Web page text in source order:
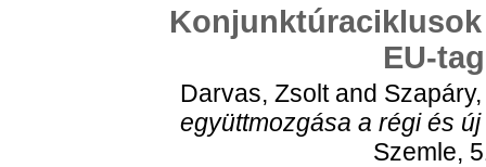
EU-
Darvas, Zsoltand
együttmozgása a régi és
Szemle,